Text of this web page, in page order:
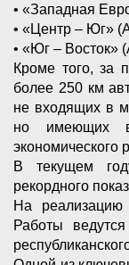
• «Западная
• «Центр – Юг»
• «Юг – Восток»
Кроме того, за
более 250 км
не входящих в
но имеющих
экономического
В текущем
рекордного
На реализацию
Работы